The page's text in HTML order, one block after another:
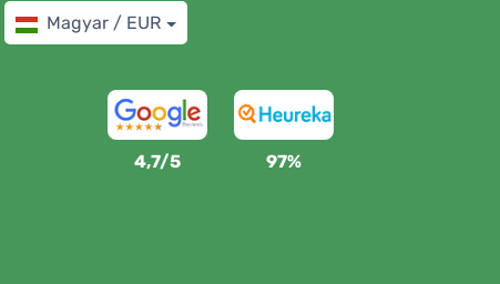
Magyar / EUR
4,7/5 97%